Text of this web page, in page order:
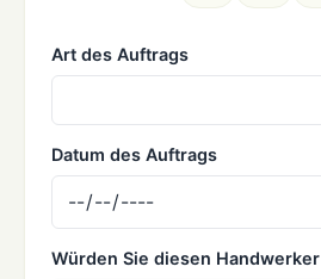
Art des Auftrags
Datum des Auftrags
Würden Sie diesen